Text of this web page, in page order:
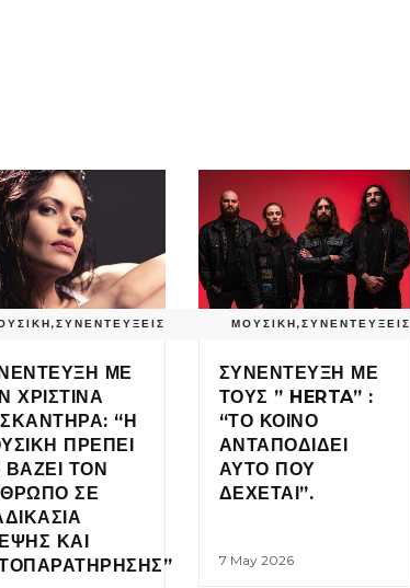
,ΣΥΝΕΝΤΕΥΞΕΙΣ
ΜΕ
ΧΡΙΣΤΙΝΑ
“Η
ΠΡΕΠΕΙ
ΒΑΖΕΙ ΤΟΝ
ΣΕ
ΚΑΙ
ΜΟΥΣΙΚΗ,ΣΥΝΕΝΤΕΥΞΕΙΣ
ΣΥΝΕΝΤΕΥΞΗ ΜΕ
ΤΟΥΣ ” HERTA” :
“ΤΟ ΚΟΙΝΟ
ΑΝΤΑΠΟΔΙΔΕΙ
ΑΥΤΟ ΠΟΥ
ΔΕΧΕΤΑΙ”.
7 May 2026